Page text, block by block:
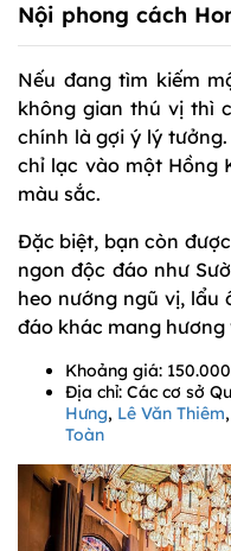
Nội phong cách
Nếu đang tìm kiếm
không gian thú vị thì
chính là gợi ý lý
chỉ lạc vào một Hồng
màu sắc.
Đặc biệt, bạn còn
ngon độc đáo như
heo nướng ngũ vị, lẩu
đáo khác mang hương
Khoảng giá:
Địa chỉ: Các cơ sở
Hưng, Lê Văn Thiêm,
Toàn